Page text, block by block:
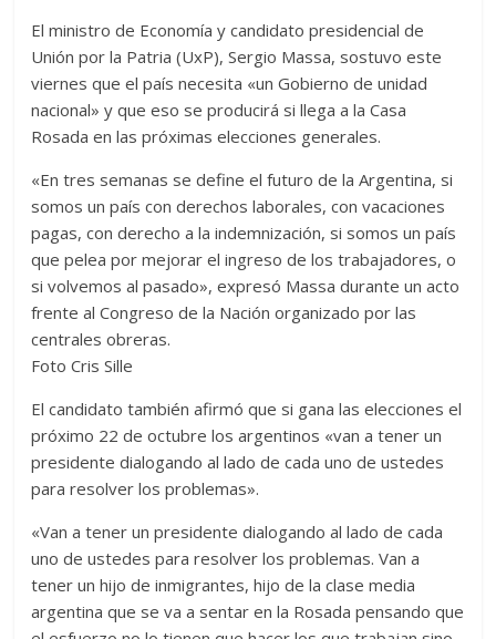
El ministro de Economía y candidato presidencial de
Unión por la Patria (UxP), Sergio Massa, sostuvo este
viernes que el país necesita «un Gobierno de unidad
nacional» y que eso se producirá si llega a la Casa
Rosada en las próximas elecciones generales.
«En tres semanas se define el futuro de la Argentina, si
somos un país con derechos laborales, con vacaciones
pagas, con derecho a la indemnización, si somos un país
que pelea por mejorar el ingreso de los trabajadores, o
si volvemos al pasado», expresó Massa durante un acto
frente al Congreso de la Nación organizado por las
centrales obreras.
Foto Cris Sille
El candidato también afirmó que si gana las elecciones el
próximo 22 de octubre los argentinos «van a tener un
presidente dialogando al lado de cada uno de ustedes
para resolver los problemas».
«Van a tener un presidente dialogando al lado de cada
uno de ustedes para resolver los problemas. Van a
tener un hijo de inmigrantes, hijo de la clase media
argentina que se va a sentar en la Rosada pensando que